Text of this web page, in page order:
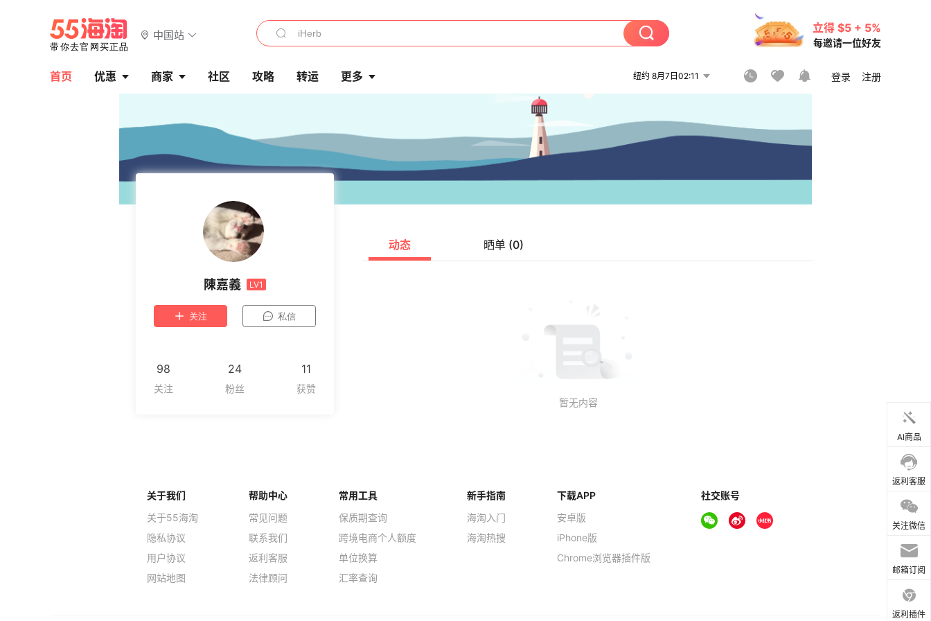
中国站
立得 $5 + 5%
每邀请一位好友
首页 优惠 商家 社区 攻略 转运 更多 纽约 8月7日02:11 登录 注册
陳嘉義 LV1
关注 私信
98 24 11
动态 晒单 (0)
AI商品
返利客服
关注微信
邮箱订阅
返利插件
关于我们
关于55海淘
隐私协议
用户协议
网站地图
帮助中心
常见问题
联系我们
返利客服
法律顾问
常用工具
保质期查询
跨境电商个人额度
单位换算
汇率查询
新手指南
海淘入门
海淘热搜
下载APP
安卓版
iPhone版
Chrome浏览器插件版
社交账号